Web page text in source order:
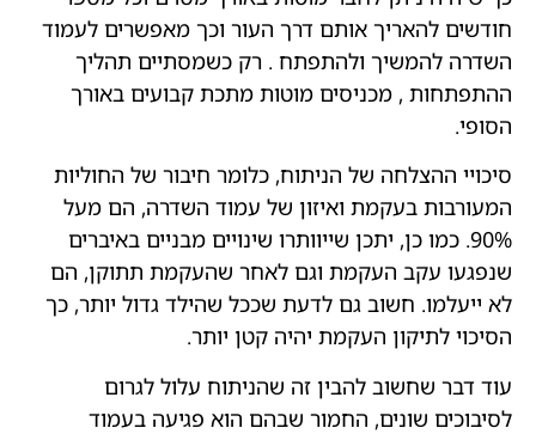
חודשים להאריך אותם דרך העור וכך מאפשרים לעמוד
השדרה להמשיך ולהתפתח . רק כשמסתיים תהליך
ההתפתחות , מכניסים מוטות מתכת קבועים באורך
הסופי.
סיכויי ההצלחה של הניתוח, כלומר חיבור של החוליות
המעורבות בעקמת ואיזון של עמוד השדרה, הם מעל
90%. כמו כן, יתכן שייוותרו שינויים מבניים באיברים
שנפגעו עקב העקמת וגם לאחר שהעקמת תתוקן, הם
לא ייעלמו. חשוב גם לדעת שככל שהילד גדול יותר, כך
הסיכוי לתיקון העקמת יהיה קטן יותר.
עוד דבר שחשוב להבין זה שהניתוח עלול לגרום
לסיבוכים שונים, החמור שבהם הוא פגיעה בעמוד